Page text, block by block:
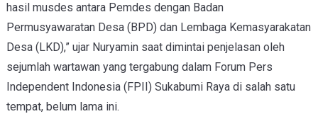
hasil musdes antara Pemdes dengan Badan
Permusyawaratan Desa (BPD) dan Lembaga Kemasyarakatan
Desa (LKD),” ujar Nuryamin saat dimintai penjelasan oleh
sejumlah wartawan yang tergabung dalam Forum Pers
Independent Indonesia (FPII) Sukabumi Raya di salah satu
tempat, belum lama ini.